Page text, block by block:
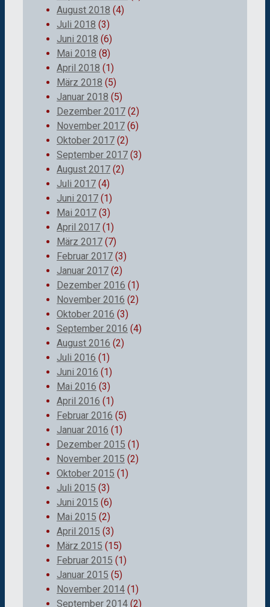
August 2018 (4)
Juli 2018 (3)
Juni 2018 (6)
Mai 2018 (8)
April 2018 (1)
März 2018 (5)
Januar 2018 (5)
Dezember 2017 (2)
November 2017 (6)
Oktober 2017 (2)
September 2017 (3)
August 2017 (2)
Juli 2017 (4)
Juni 2017 (1)
Mai 2017 (3)
April 2017 (1)
März 2017 (7)
Februar 2017 (3)
Januar 2017 (2)
Dezember 2016 (1)
November 2016 (2)
Oktober 2016 (3)
September 2016 (4)
August 2016 (2)
Juli 2016 (1)
Juni 2016 (1)
Mai 2016 (3)
April 2016 (1)
Februar 2016 (5)
Januar 2016 (1)
Dezember 2015 (1)
November 2015 (2)
Oktober 2015 (1)
Juli 2015 (3)
Juni 2015 (6)
Mai 2015 (2)
April 2015 (3)
März 2015 (15)
Februar 2015 (1)
Januar 2015 (5)
November 2014 (1)
September 2014 (2)